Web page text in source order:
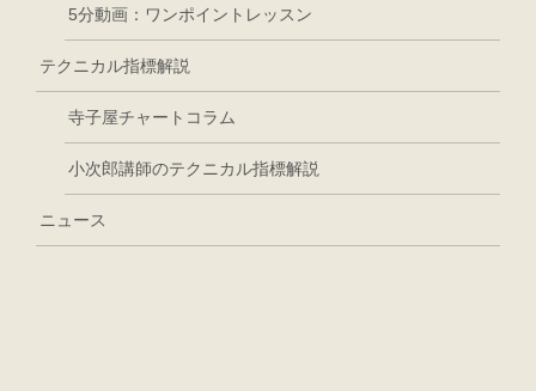
5分動画：ワンポイントレッスン
テクニカル指標解説
寺子屋チャートコラム
小次郎講師のテクニカル指標解説
ニュース